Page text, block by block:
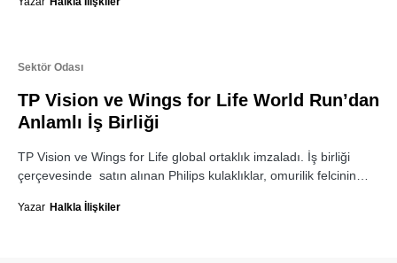
Sektör Odası
TP Vision ve Wings for Life World Run’dan
Anlamlı İş Birliği
TP Vision ve Wings for Life global ortaklık imzaladı. İş birliği
çerçevesinde satın alınan Philips kulaklıklar, omurilik felcinin…
Yazar Halkla İlişkiler